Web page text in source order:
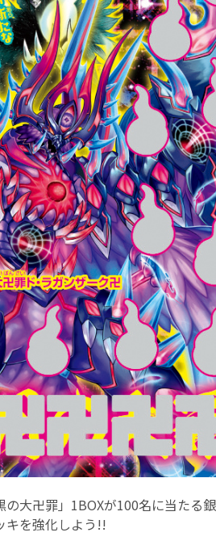
の大卍罪」1BOXが100名に当たる
キを強化しよう!!